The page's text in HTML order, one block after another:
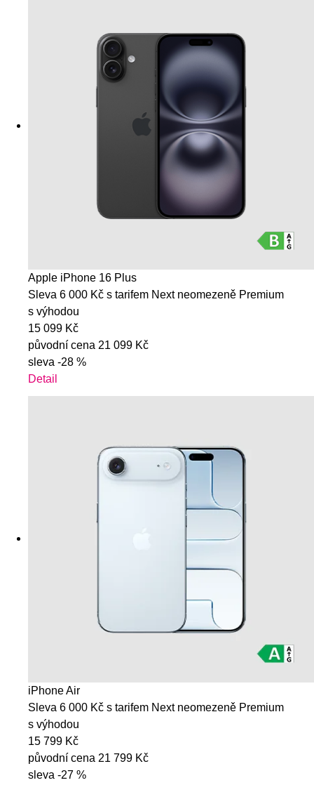
Apple iPhone 16 Plus
Sleva 6 000 Kč s tarifem Next neomezeně Premium
s výhodou
15 099 Kč
původní cena 21 099 Kč
sleva -28 %
Detail
iPhone Air
Sleva 6 000 Kč s tarifem Next neomezeně Premium
s výhodou
15 799 Kč
původní cena 21 799 Kč
sleva -27 %